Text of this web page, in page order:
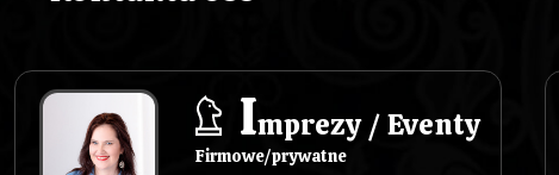
Imprezy / Eventy
Firmowe/prywatne